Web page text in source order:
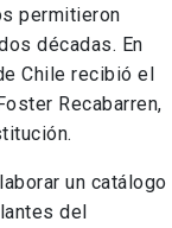
permitieron
décadas. En
Chile recibió el
Recabarren,
un catálogo
del